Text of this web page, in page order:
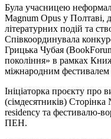
Була учасницею
Magnum Opus у Полтаві,
літературних подій та
Співкоординувала
Грицька Чубая
покоління» в рамках
міжнародним фестивалем
Ініціаторка проєкту про
(сімдесятників)
residency та фестивалю-
ПЕН.